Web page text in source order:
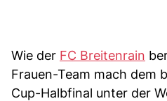
Wie der FC Breitenrain
Frauen-Team mach dem
Cup-Halbfinal unter der